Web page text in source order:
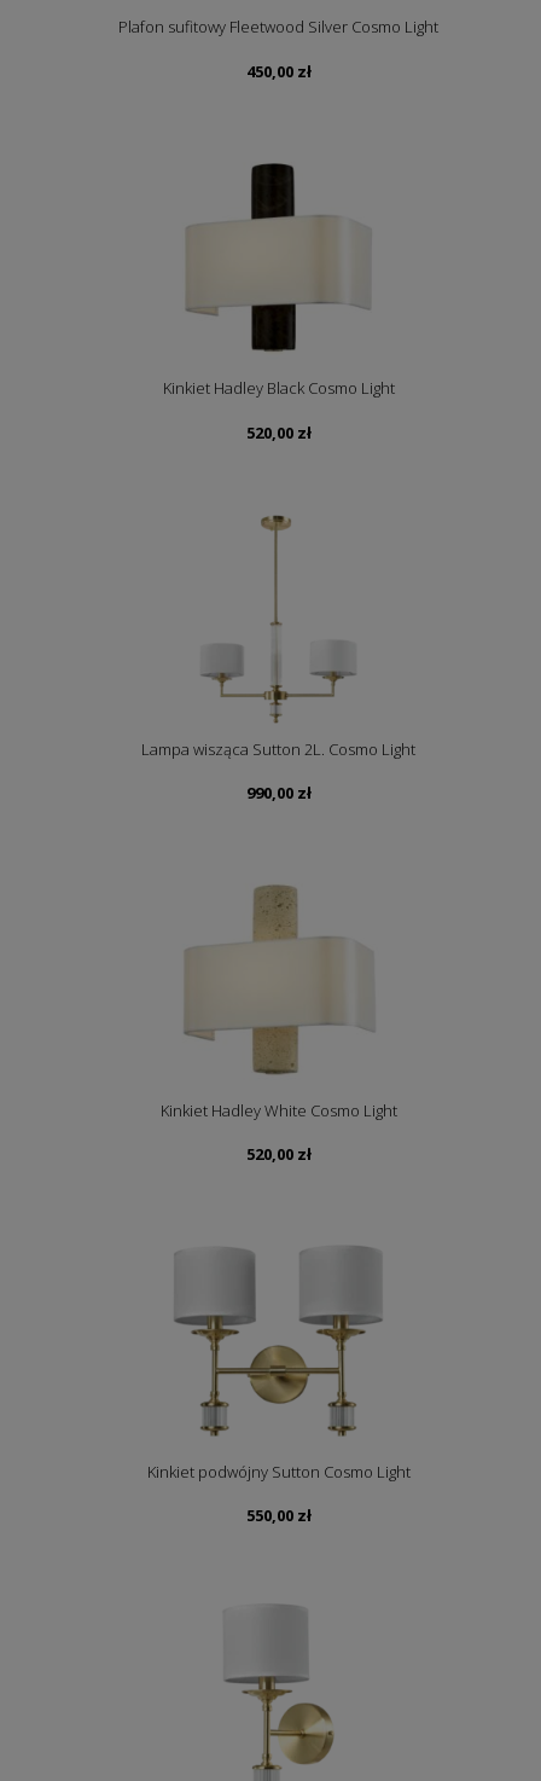
Plafon sufitowy Fleetwood Silver Cosmo Light
450,00 zł
Kinkiet Hadley Black Cosmo Light
520,00 zł
Lampa wisząca Sutton 2L. Cosmo Light
990,00 zł
Kinkiet Hadley White Cosmo Light
520,00 zł
Kinkiet podwójny Sutton Cosmo Light
550,00 zł